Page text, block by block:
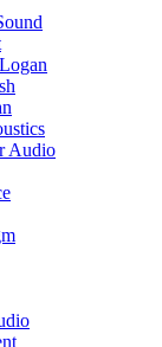
Audio